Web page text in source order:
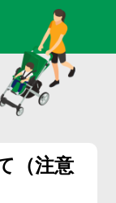
（注意